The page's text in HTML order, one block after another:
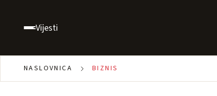
Vijesti
NASLOVNICA BIZNIS